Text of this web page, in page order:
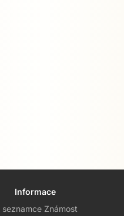
Informace
seznamce Známost